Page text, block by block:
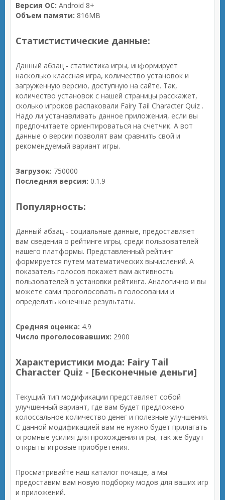
Версия ОС: Android 8+
Объем памяти: 816MB
Статистистические данные:
Данный абзац - статистика игры, информирует
насколько классная игра, количество установок и
загруженную версию, доступную на сайте. Так,
количество установок с нашей страницы расскажет,
сколько игроков распаковали Fairy Tail Character Quiz .
Надо ли устанавливать данное приложения, если вы
предпочитаете ориентироваться на счетчик. А вот
данные о версии позволят вам сравнить свой и
рекомендуемый вариант игры.
Загрузок: 750000
Последняя версия: 0.1.9
Популярность:
Данный абзац - социальные данные, предоставляет
вам сведения о рейтинге игры, среди пользователей
нашего платформы. Представленный рейтинг
формируется путем математических вычислений. А
показатель голосов покажет вам активность
пользователей в установки рейтинга. Аналогично и вы
можете сами проголосовать в голосовании и
определить конечные результаты.
Средняя оценка: 4.9
Число проголосовавших: 2900
Характеристики мода: Fairy Tail
Character Quiz - [Бесконечные деньги]
Текущий тип модификации представляет собой
улучшенный вариант, где вам будет предложено
колоссальное количество денег и полезные улучшения.
С данной модификацией вам не нужно будет прилагать
огромные усилия для прохождения игры, так же будут
открыты игровые приобретения.
Просматривайте наш каталог почаще, а мы
предоставим вам новую подборку модов для ваших игр
и приложений.